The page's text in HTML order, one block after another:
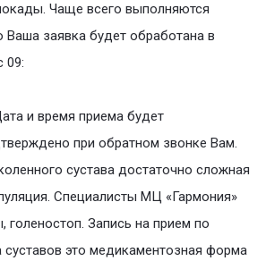
Чаще всего выполняются
заявка будет обработана в
09:
и время приема будет
при обратном звонке Вам.
сустава достаточно сложная
Специалисты МЦ «Гармония»
голеностоп. Запись на прием по
суставов это медикаментозная форма